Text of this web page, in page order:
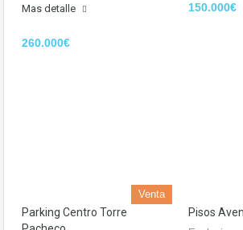
Mas detalle
260.000€
150.000€
Venta
Parking Centro Torre
Pisos